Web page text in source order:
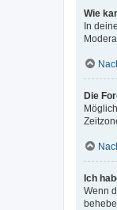
Wie
In
Die
Ich
Wenn